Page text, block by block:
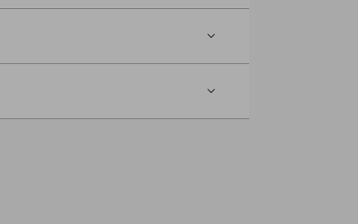
vocht en regen als je het niet